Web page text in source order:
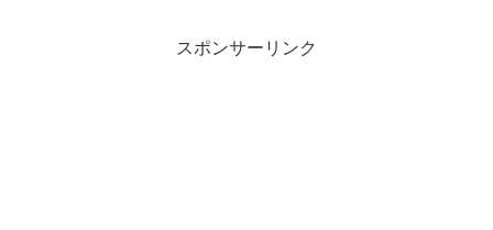
スポンサーリンク